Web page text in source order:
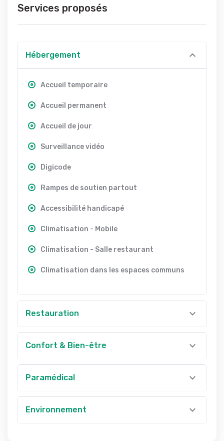
Services proposés
Hébergement
Accueil temporaire
Accueil permanent
Accueil de jour
Surveillance vidéo
Digicode
Rampes de soutien partout
Accessibilité handicapé
Climatisation - Mobile
Climatisation - Salle restaurant
Climatisation dans les espaces communs
Restauration
Confort & Bien-être
Paramédical
Environnement